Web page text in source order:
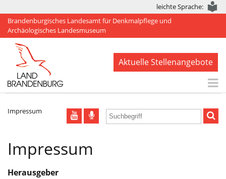
leichte Sprache:
Brandenburgisches Landesamt für Denkmalpflege und
Archäologisches Landesmuseum
Aktuelle Stellenangebote
BLDAM
Impressum
Impressum
Herausgeber